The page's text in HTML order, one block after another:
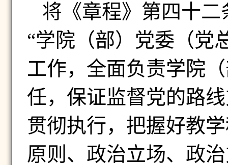
将《章程》第四十
“学院（部）党委（党
工作，全面负责学院
任，保证监督党的路
贯彻执行，把握好教
原则、政治立场、政